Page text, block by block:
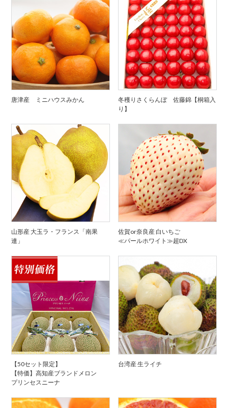
唐津産 ミニハウスみかん
冬穫りさくらんぼ 佐藤錦【桐箱入
り】
山形産 大玉ラ・フランス「南果
連」
佐賀or奈良産 白いちご
≪パールホワイト≫超DX
【50セット限定】
【特価】高知産ブランドメロン
プリンセスニーナ
台湾産 生ライチ